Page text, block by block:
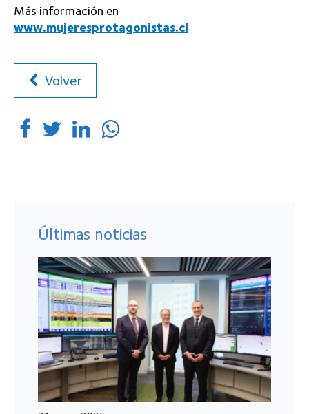
Más información en
www.mujeresprotagonistas.cl
Volver
Últimas noticias